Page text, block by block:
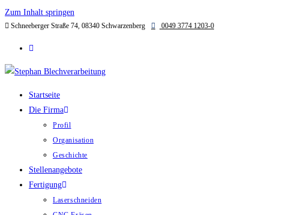
Zum Inhalt springen
Schneeberger Straße 74, 08340 Schwarzenberg 0049 3774 1203-0
Startseite
Die Firma
Profil
Organisation
Geschichte
Stellenangebote
Fertigung
Laserschneiden